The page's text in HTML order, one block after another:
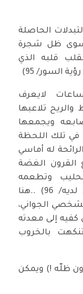
(التبدلات الحاصلة
سوى ظل شجرة
قلبه الذي
السور/ 95)
ساعات لايعرف
تلاعبها
ويجمعها
تلك اللحظة
له أماسي
القرون الغضة
وتطعمه
أياها،كان طبق الحلوى المفضل لديه/ 96) ..هنا
الجواني،
كفيه إلى معدته
بالخروب
من دون ظلّه !) ويمكن